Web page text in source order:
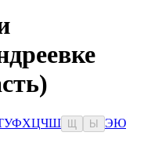
УФХЦЧШ Ы ЭЮ